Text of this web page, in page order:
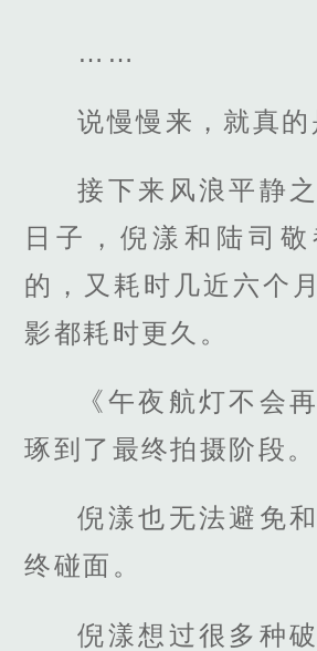
……
说慢慢来，就真的
接下来风浪平静
日子，倪漾和陆司
的，又耗时几近六个
影都耗时更久。
《午夜航灯不会
琢到了最终拍摄阶段。
倪漾也无法避免
终碰面。
倪漾想过很多种